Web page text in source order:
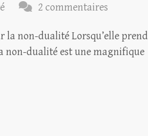
2 commentaires
la non-dualité Lorsqu’elle prend
non-dualité est une magnifique